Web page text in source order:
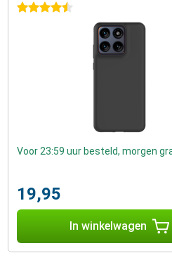
4.5 sterren
Voor 23:59 uur besteld, morgen
19,95
In winkelwagen